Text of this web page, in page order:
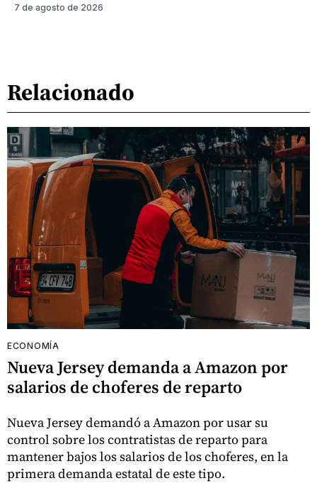
7 de agosto de 2026
Relacionado
ECONOMÍA
Nueva Jersey demanda a Amazon por
salarios de choferes de reparto
Nueva Jersey demandó a Amazon por usar su
control sobre los contratistas de reparto para
mantener bajos los salarios de los choferes, en la
primera demanda estatal de este tipo.